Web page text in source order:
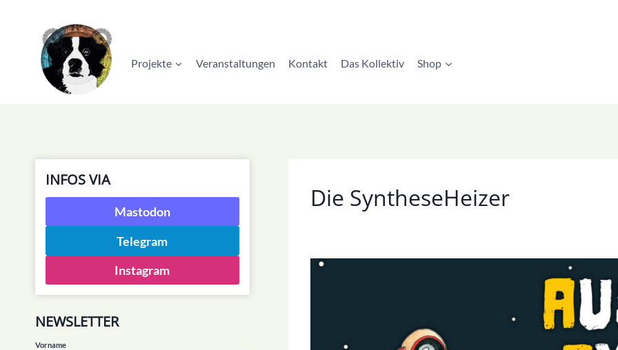
Projekte
Veranstaltungen Kontakt Das Kollektiv Shop
Die SyntheseHeizer
INFOS VIA
Mastodon
Telegram
Instagram
NEWSLETTER
Vorname